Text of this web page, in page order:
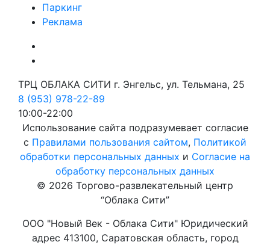
Паркинг
Реклама
ТРЦ ОБЛАКА СИТИ г. Энгельс, ул. Тельмана, 25
8 (953) 978-22-89
10:00-22:00
© 2026 Торгово-развлекательный центр
“Облака Сити”
Использование сайта подразумевает согласие
с Правилами пользования сайтом, Политикой
обработки персональных данных и Согласие на
обработку персональных данных
ООО "Новый Век - Облака Сити" Юридический
адрес 413100, Саратовская область, город